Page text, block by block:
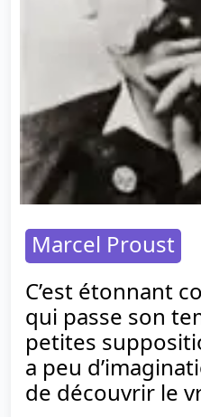
Marcel Proust
C’est étonnant
qui passe son
petites
a peu
de découvrir le